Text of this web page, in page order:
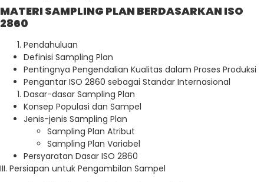
MATERI SAMPLING PLAN BERDASARKAN ISO
2860
Pendahuluan
Definisi Sampling Plan
Pentingnya Pengendalian Kualitas dalam Proses Produksi
Pengantar ISO 2860 sebagai Standar Internasional
Dasar-dasar Sampling Plan
Konsep Populasi dan Sampel
Jenis-jenis Sampling Plan
Sampling Plan Atribut
Sampling Plan Variabel
Persyaratan Dasar ISO 2860
III. Persiapan untuk Pengambilan Sampel